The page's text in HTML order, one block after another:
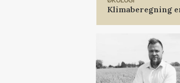
Klimaberegning